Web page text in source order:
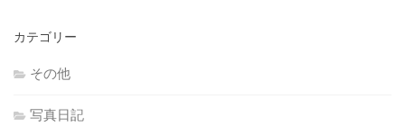
イ
カテゴリー
その他
写真日記